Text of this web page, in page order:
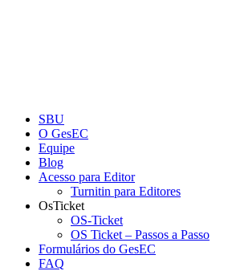
SBU
O GesEC
Equipe
Blog
Acesso para Editor
Turnitin para Editores
OsTicket
OS-Ticket
OS Ticket – Passos a Passo
Formulários do GesEC
FAQ